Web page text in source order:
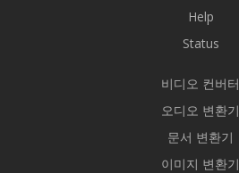
Help
Status
비디오 컨버터
오디오 변환기
문서 변환기
이미지 변환기